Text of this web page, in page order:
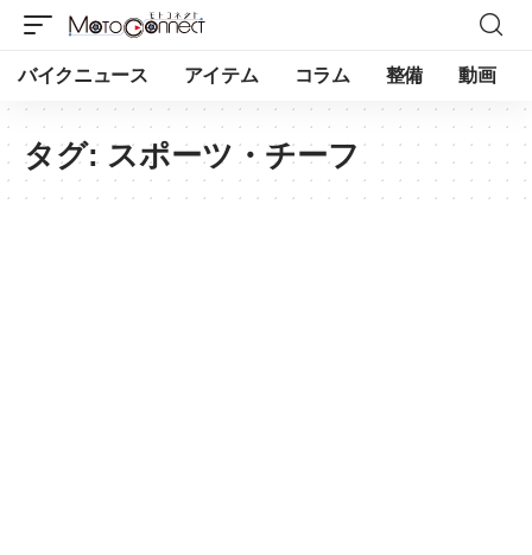
バイクニュース アイテム コラム 整備 動画
タグ: スポーツ・チーフ